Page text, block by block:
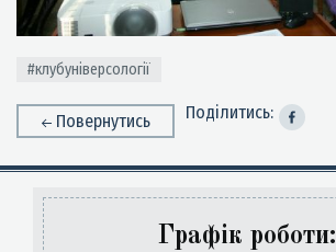
#клубуніверсології
Повернутись Поділитись:
Графік роботи: